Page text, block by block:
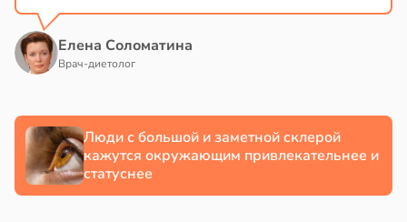
Елена Соломатина
Врач-диетолог
Люди с большой и заметной склерой
кажутся окружающим привлекательнее и
статуснее